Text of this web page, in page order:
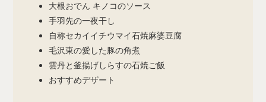
大根おでん キノコのソース
手羽先の一夜干し
自称セカイイチウマイ石焼麻婆豆腐
毛沢東の愛した豚の角煮
雲丹と釜揚げしらすの石焼ご飯
おすすめデザート